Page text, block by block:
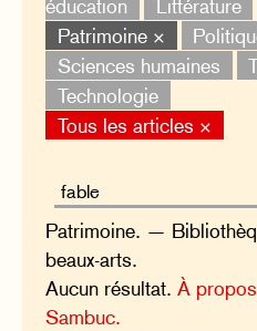
éducation
Littérature
Patrimoine ×
Sciences humaines
Technologie
Tous les articles ×
Patrimoine. —
beaux-arts.
Aucun résultat.À
Sambuc.